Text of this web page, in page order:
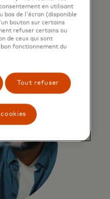
» et passez
en utilisant
bas de l'écran (disponible
bouton sur certains
refuser certains ou
de ceux qui sont
fonctionnement du
Tout refuser